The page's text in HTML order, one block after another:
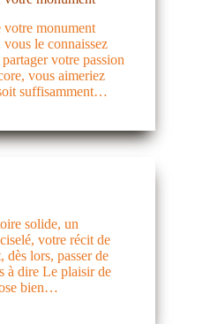
votre monument
le connaissez
votre passion
vous aimeriez
suffisamment…
solide, un
votre récit de
lors, passer de
à dire Le plaisir de
bien…